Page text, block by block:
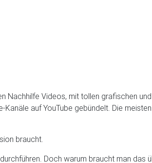
Nachhilfe Videos, mit tollen grafischen
Kanäle auf YouTube gebündelt. Die
braucht.
Doch warum braucht man